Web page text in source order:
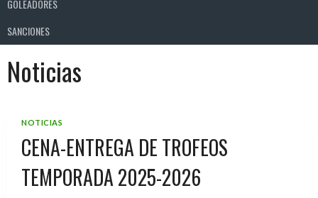
GOLEADORES
SANCIONES
Noticias
NOTICIAS
CENA-ENTREGA DE TROFEOS
TEMPORADA 2025-2026